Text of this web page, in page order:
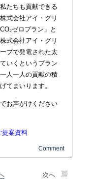
たちも貢献できる
式会社アイ・グリ
ゼロプラン」と
式会社アイ・グリ
プで発電された太
いくというプラン
人一人の貢献の積
てまいります。
お声がけください
提案資料
次へ